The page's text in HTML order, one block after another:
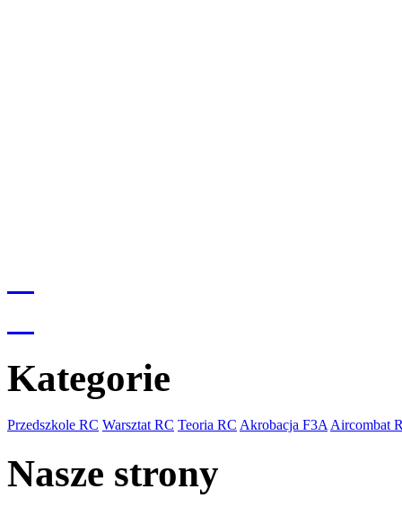
Kategorie
Przedszkole RC Warsztat RC Teoria RC Akrobacja F3AAircombat
Nasze strony